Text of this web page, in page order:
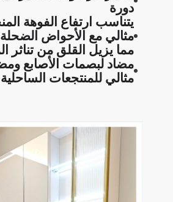
دورة
يتناسب ارتفاع الفوهة
مثالي مع الأحواض
مما يزيل القلق من تناثر
مضاد لبصمات الأصابع
مثالي للمنتجعات الساحلية